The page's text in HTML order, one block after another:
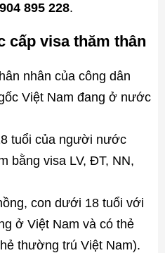
895 228.
visa thăm thân
nhân của công dân
Việt Nam đang ở nước
tuổi của người nước
bằng visa LV, ĐT, NN,
con dưới 18 tuổi với
ở Việt Nam và có thẻ
thường trú Việt Nam).